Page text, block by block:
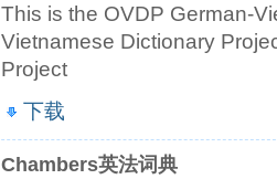
This is the OVDP German-
Vietnamese Dictionary
Project
下载
Chambers英法词典